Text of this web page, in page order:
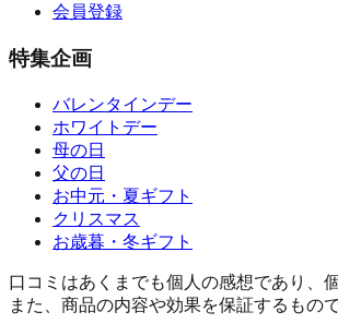
会員登録
特集企画
バレンタインデー
ホワイトデー
母の日
父の日
お中元・夏ギフト
クリスマス
お歳暮・冬ギフト
口コミはあくまでも個人の感想であり、
また、商品の内容や効果を保証するもの